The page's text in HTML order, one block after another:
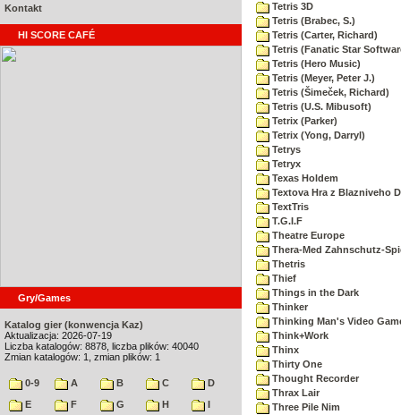
Kontakt
HI SCORE CAFÉ
Gry/Games
Katalog gier (konwencja Kaz)
Aktualizacja: 2026-07-19
Liczba katalogów: 8878, liczba plików: 40040
Zmian katalogów: 1, zmian plików: 1
0-9 A B C
D
E
F G H
I
Tetris 3D
Tetris (Brabec, S.)
Tetris (Carter, Richard)
Tetris (Fanatic Star
Tetris (Hero Music)
Tetris (Meyer, Peter J.)
Tetris (Šimeček, Richard)
Tetris (U.S. Mibusoft)
Tetrix (Parker)
Tetrix (Yong, Darryl)
Tetrys
Tetryx
Texas Holdem
Textova Hra z Blazniveho
TextTris
T.G.I.F
Theatre Europe
Thera-Med Zahnschutz-
Thetris
Thief
Things in the Dark
Thinker
Thinking Man's Video
Think+Work
Thinx
Thirty One
Thought Recorder
Thrax Lair
Three Pile Nim